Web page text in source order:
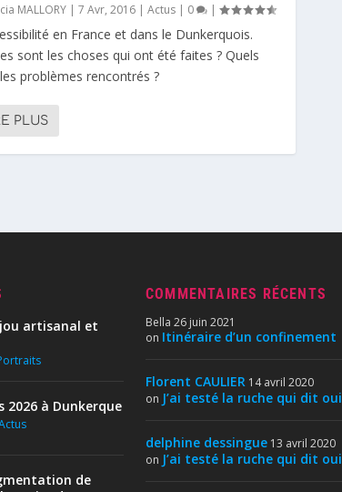
MALLORY| 7 Avr, 2016| Actus| 0 |
en France et dans le Dunkerquois.
sont les choses qui ont été faites ? Quels
problèmes rencontrés ?
PLUS
artisanal et
2026 à Dunkerque
de
COMMENTAIRES RÉCENTS
Bella 26 juin 2021
on Itinéraire d’un confinement
Florent CAULIER 14 avril 2020
on J’ai testé la ruche qui dit oui
delphine dessingue 13 avril 2020
on J’ai testé la ruche qui dit oui